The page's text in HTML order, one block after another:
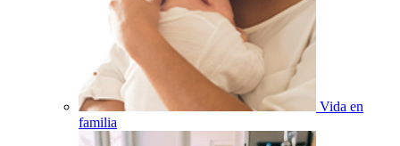
Vida en
familia